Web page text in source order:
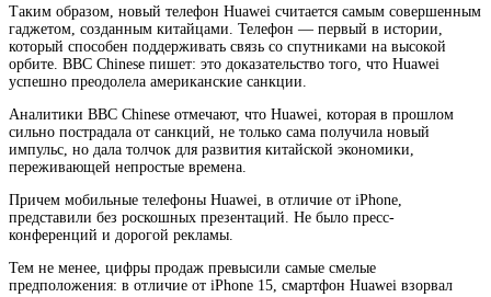
Таким образом, новый телефон Huawei считается самым совершенным
гаджетом, созданным китайцами. Телефон — первый в истории,
который способен поддерживать связь со спутниками на высокой
орбите. BBC Chinese пишет: это доказательство того, что Huawei
успешно преодолела американские санкции.
Аналитики BBC Chinese отмечают, что Huawei, которая в прошлом
сильно пострадала от санкций, не только сама получила новый
импульс, но дала толчок для развития китайской экономики,
переживающей непростые времена.
Причем мобильные телефоны Huawei, в отличие от iPhone,
представили без роскошных презентаций. Не было пресс-
конференций и дорогой рекламы.
Тем не менее, цифры продаж превысили самые смелые
предположения: в отличие от iPhone 15, смартфон Huawei взорвал